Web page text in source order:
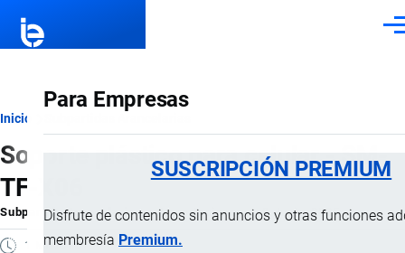
Para Empresas
SUSCRIPCIÓN PREMIUM
Disfrute de contenidos sin anuncios y otras funciones
membresía Premium.
Ruta
de
navegación
Inicio
Soporte plástico para celular - SM-
TF-X06
Subpartida ArancelariaporImportaciones …, 3 Junio, 2025
1 MINUTO